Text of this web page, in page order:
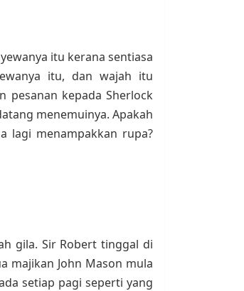
itu kerana sentiasa
itu, dan wajah itu
pesanan kepada Sherlock
menemuinya. Apakah
lagi menampakkan rupa?
gila. Sir Robert tinggal di
majikan John Mason mula
setiap pagi seperti yang